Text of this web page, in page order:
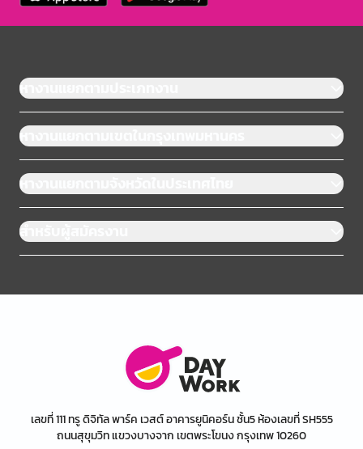
หางานแยกตามประเภทงาน
หางานแยกตามเขตในกรุงเทพมหานคร
หางานแยกตามจังหวัดในประเทศไทย
สำหรับผู้สมัครงาน
เลขที่ 111 ทรู ดิจิทัล พาร์ค เวสต์ อาคารยูนิคอร์น ชั้น5 ห้องเลขที่ SH555
ถนนสุขุมวิท แขวงบางจาก เขตพระโขนง กรุงเทพ 10260